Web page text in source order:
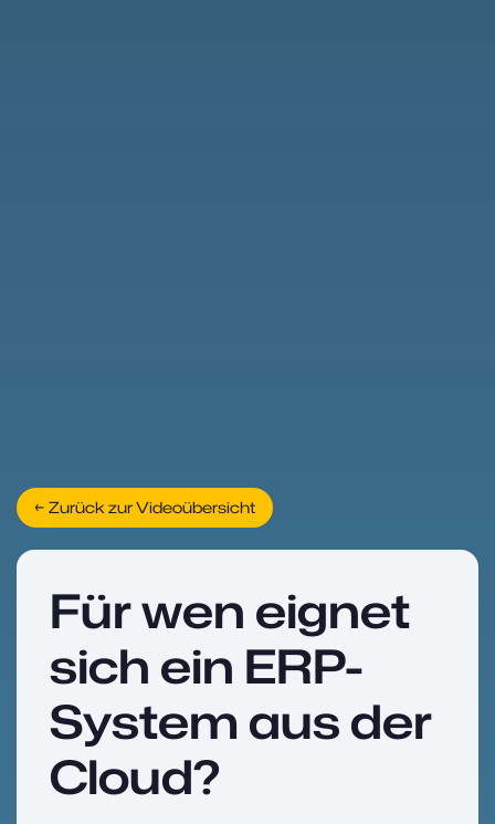
← Zurück zur Videoübersicht
Für wen eignet
sich ein ERP-
System aus der
Cloud?